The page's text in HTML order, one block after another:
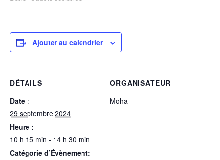
Ajouter au calendrier
DÉTAILS
Date :
29 septembre 2024
Heure :
10 h 15 min - 14 h 30 min
Catégorie d’Évènement:
ORGANISATEUR
Moha